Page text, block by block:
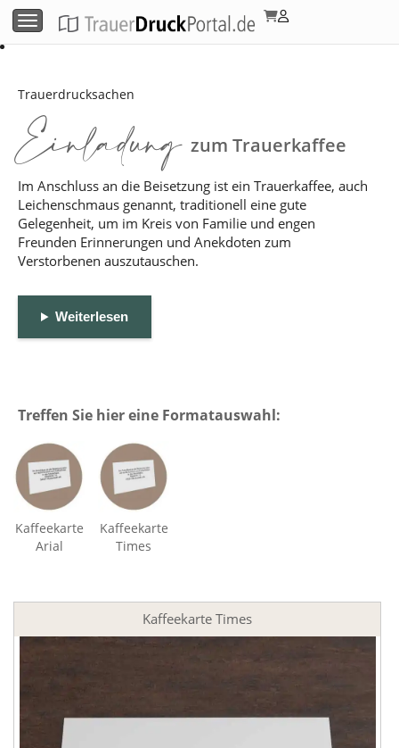
Menü umschalten
Trauerdrucksachen
Einladung zum Trauerkaffee
Im Anschluss an die Beisetzung ist ein Trauerkaffee, auch
Leichenschmaus genannt, traditionell eine gute
Gelegenheit, um im Kreis von Familie und engen
Freunden Erinnerungen und Anekdoten zum
Verstorbenen auszutauschen.
Weiterlesen
Treffen Sie hier eine Formatauswahl:
Kaffeekarte
Arial
Kaffeekarte
Times
Kaffeekarte Times